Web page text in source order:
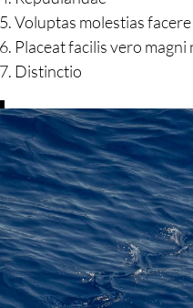
Voluptas molestias
Placeat facilis vero
Distinctio